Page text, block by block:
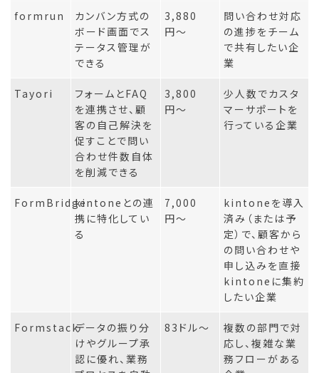
formrun
カンバン方式の
ボード画面でス
テータス管理が
できる
3,880
円〜
問い合わせ対応
の進捗をチーム
で共有したい企
業
Tayori
フォームとFAQ
を連携させ、顧
客の自己解決を
促すことで問い
合わせ件数自体
を削減できる
3,800
円〜
少人数でカスタ
マーサポートを
行っている企業
FormBridgekintoneとの連
携に特化してい
る
7,000
円〜
kintoneを導入
済み（または予
定）で、顧客から
の問い合わせや
申し込みを直接
kintoneに集約
したい企業
Formstackデータの振り分
けやグループ承
認に優れ、業務
83ドル〜
複数の部門で対
応し、複雑な業
務フローがある